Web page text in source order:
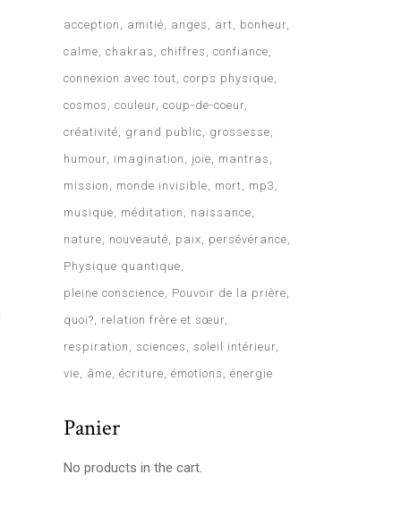
acception amitié anges art
bonheur
calme chakras chiffres
confiance
connexion avec tout corps physique
cosmos
couleur coup-de-coeur
créativité
grand public
grossesse
humour imagination joie
mantras
mission
monde invisible mort
mp3
musique
méditation
naissance
nature
nouveauté paix
persévérance
Physique quantique
pleine conscience
Pouvoir de la prière
quoi?
relation frère et sœur
respiration
sciences
soleil intérieur
vie
âme écriture émotions énergie
Panier
No products in the cart.